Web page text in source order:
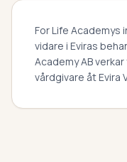
For Life Academys
vidare i Eviras
Academy AB
vårdgivare åt Evira